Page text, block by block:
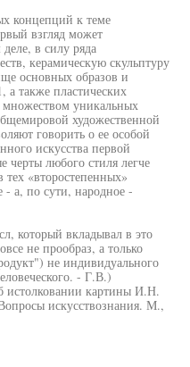
концепций к теме
взгляд может
в силу ряда
керамическую скульптуру
основных образов и
а также пластических
уникальных
художественной
говорить о ее особой
искусства первой
любого стиля легче
тех «второстепенных»
- а, по сути, народное -
который вкладывал в это
не прообраз, а только
не индивидуального
- Г.В.)
истолковании картины И.Н.
искусствознания. М.,